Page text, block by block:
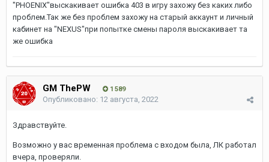
"PHOENIX"выскакивает ошибка 403 в игру захожу без каких либо
проблем.Так же без проблем захожу на старый аккаунт и личный
кабинет на "NEXUS"при попытке смены пароля выскакивает та
же ошибка
GM ThePW 1 589
Опубликовано: 12 августа, 2022
Здравствуйте.
Возможно у вас временная проблема с входом была, ЛК работал
вчера, проверяли.